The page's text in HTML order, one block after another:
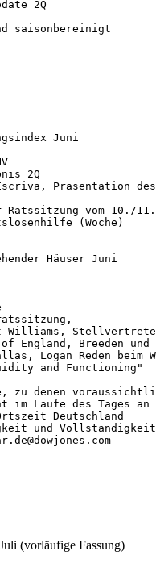
2Q
saisonbereinigt
Juni
2Q
Präsentation
Ratssitzung vom 10./
(Woche)
Häuser Juni
Williams,
England, Breeden
Logan Reden beim
and Functioning"
zu denen
im Laufe des Tages an
Deutschland
und
(vorläufige Fassung)